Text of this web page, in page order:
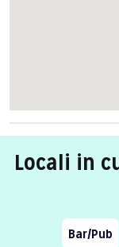
Locali in
Bar/Pub